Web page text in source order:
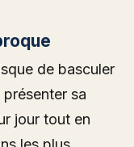
de basculer
sa
jour tout en